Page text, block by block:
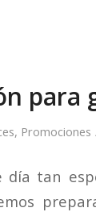
para
, Promociones
tan